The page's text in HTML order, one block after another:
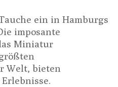
ein in Hamburgs
imposante
Miniatur
Welt, bieten